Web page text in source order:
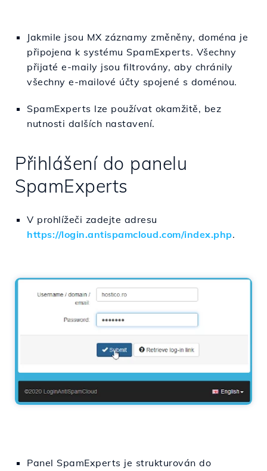
Jakmile jsou MX záznamy změněny, doména je
připojena k systému SpamExperts. Všechny
přijaté e-maily jsou filtrovány, aby chránily
všechny e-mailové účty spojené s doménou.
SpamExperts lze používat okamžitě, bez
nutnosti dalších nastavení.
Přihlášení do panelu
SpamExperts
V prohlížeči zadejte adresu
https://login.antispamcloud.com/index.php.
Panel SpamExperts je strukturován do